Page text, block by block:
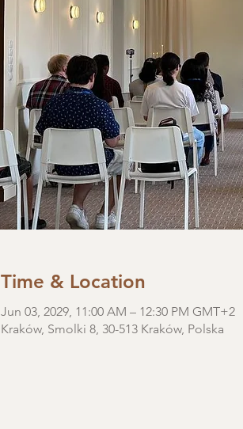
Time & Location
Jun 03, 2029, 11:00 AM – 12:30 PM GMT+2
Kraków, Smolki 8, 30-513 Kraków, Polska